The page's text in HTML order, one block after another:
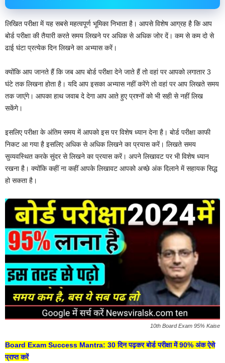
लिखित परीक्षा में यह सबसे महत्वपूर्ण भूमिका निभाता है। आपसे विशेष आग्रह है कि आप
बोर्ड परीक्षा की तैयारी करते समय लिखने पर अधिक से अधिक जोर दें। कम से कम दो से
ढाई घंटा प्रत्येक दिन लिखने का अभ्यास करें।
क्योंकि आप जानते हैं कि जब आप बोर्ड परीक्षा देने जाते हैं तो वहां पर आपको लगातार 3
घंटे तक लिखना होता है। यदि आप इसका अभ्यास नहीं करेंगे तो वहां पर आप लिखते समय
तक जाएंगे। आपका हाथ जवाब दे देगा आप आते हुए प्रश्नों को भी सही से नहीं लिख
सकेंगे।
इसलिए परीक्षा के अंतिम समय में आपको इस पर विशेष ध्यान देना है। बोर्ड परीक्षा काफी
निकट आ गया है इसलिए अधिक से अधिक लिखने का प्रयास करें। लिखते समय
सुव्यवस्थित करके सुंदर से लिखने का प्रयास करें। अपने लिखावट पर भी विशेष ध्यान
रखना है। क्योंकि कहीं ना कहीं आपके लिखावट आपको अच्छे अंक दिलाने में सहायक सिद्ध
हो सकता है।
10th Board Exam 95% Kaise
Board Exam Success Mantra: 30 दिन पढ़कर बोर्ड परीक्षा में 90% अंक ऐसे
प्राप्त करें